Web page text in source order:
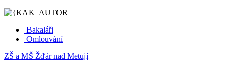
Bakaláři
Omlouvání
ZŠ a MŠ Žďár nad Metují